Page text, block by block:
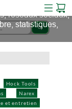
search
Hock Tools
Narex
et entretien
des cookies pour
réseaux sociaux,
statistiques,